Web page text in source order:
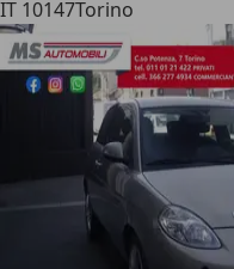
IT 10147Torino